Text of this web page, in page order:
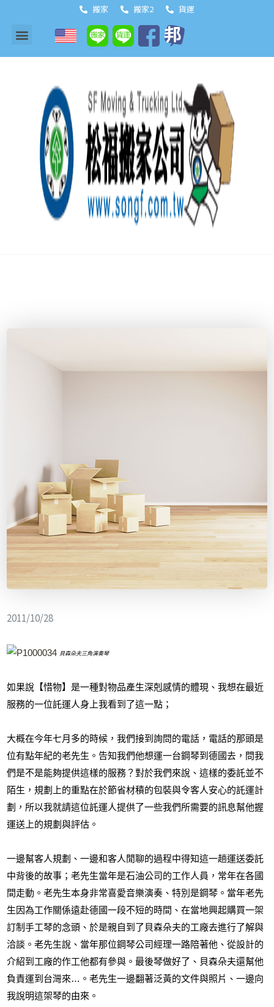
搬家 搬家2 貨運
2011/10/28
貝森朵夫三角演奏琴
如果說【惜物】是一種對物品產生深剋感情的體現、我想在最近
服務的一位託運人身上我看到了這一點；
大概在今年七月多的時候，我們接到詢問的電話，電話的那頭是
位有點年紀的老先生。告知我們他想運一台鋼琴到德國去，問我
們是不是能夠提供這樣的服務？對於我們來說、這樣的委託並不
陌生，規劃上的重點在於節省材積的包裝與令客人安心的託運計
劃，所以我就請這位託運人提供了一些我們所需要的訊息幫他握
運送上的規劃與評估。
一邊幫客人規劃、一邊和客人閒聊的過程中得知這一趟運送委託
中背後的故事；老先生當年是石油公司的工作人員，常年在各國
間走動。老先生本身非常喜愛音樂演奏、特別是鋼琴。當年老先
生因為工作關係遠赴德國一段不短的時間、在當地興起購買一架
訂制手工琴的念頭、於是親自到了貝森朵夫的工廠去進行了解與
洽談。老先生說、當年那位鋼琴公司經理一路陪著他、從設計的
介紹到工廠的作工他都有參與。最後琴做好了、貝森朵夫還幫他
負責運到台灣來…。老先生一邊翻著泛黃的文件與照片、一邊向
我說明這架琴的由來。